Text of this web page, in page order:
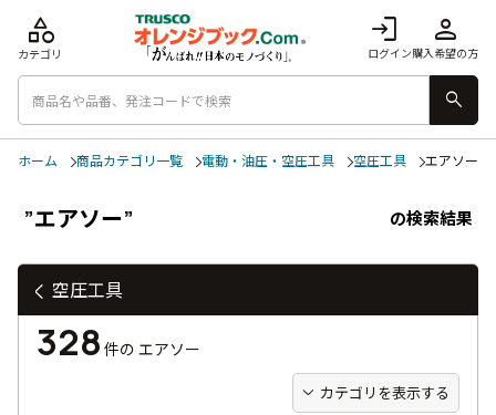
login
ログイン
person
購入希望の方
category
カテゴリ
search
ホーム 商品カテゴリ一覧 電動・油圧・空圧工具 空圧工具 エアソー
”エアソー” の検索結果
空圧工具
328 件の エアソー
カテゴリを表示する